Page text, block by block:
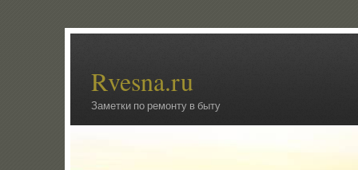
Rvesna.ru
Заметки по ремонту в быту